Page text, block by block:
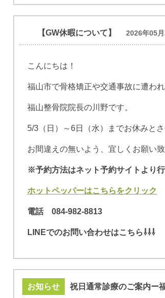
【GW休暇について】 2026年05
こんにちは！
福山市で骨格矯正や交通事故に遭わ
福山整骨院院長の川野です。
5/3（日）～6日（水）までお休みと
お間違えの無いよう、宜しくお願い
※予約方法はネット予約サイトより行
ホットペッパーはこちらをクリック
電話 084-982-8813
LINEでのお問い合わせはこちら⇩⇩⇩
お知らせ 祝日通常診療のご案内ー